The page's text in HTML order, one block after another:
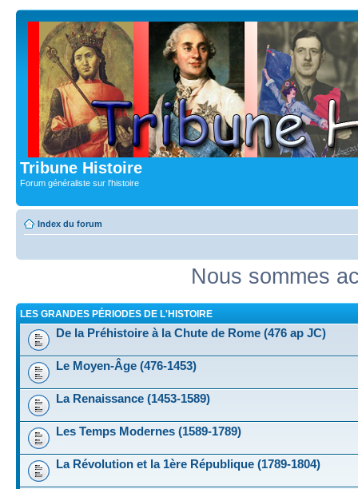
Tribune Histoire
Forum généraliste sur l'histoire
Index du forum
Nous sommes
LES GRANDES PÉRIODES DE L'HISTOIRE
De la Préhistoire à la Chute de Rome (476 ap JC)
Le Moyen-Âge (476-1453)
La Renaissance (1453-1589)
Les Temps Modernes (1589-1789)
La Révolution et la 1ère République (1789-1804)